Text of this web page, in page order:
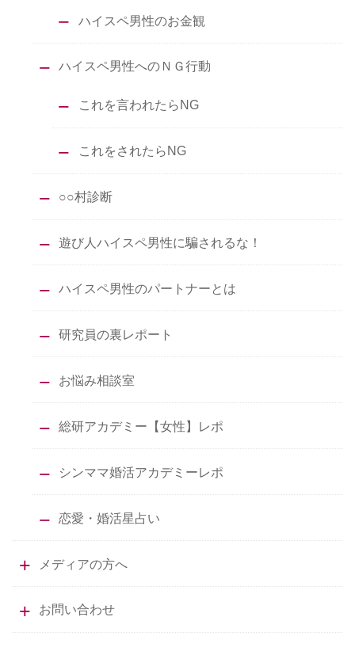
ハイスペ男性のお金観
ハイスペ男性へのＮＧ行動
これを言われたらNG
これをされたらNG
○○村診断
遊び人ハイスペ男性に騙されるな！
ハイスペ男性のパートナーとは
研究員の裏レポート
お悩み相談室
総研アカデミー【女性】レポ
シンママ婚活アカデミーレポ
恋愛・婚活星占い
メディアの方へ
お問い合わせ